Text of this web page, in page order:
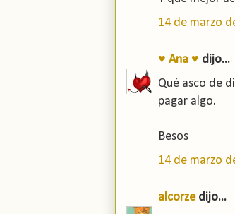
14 de marzo
♥ Ana ♥ dijo...
Qué asco de
pagar algo.
Besos
14 de marzo
alcorzedijo...